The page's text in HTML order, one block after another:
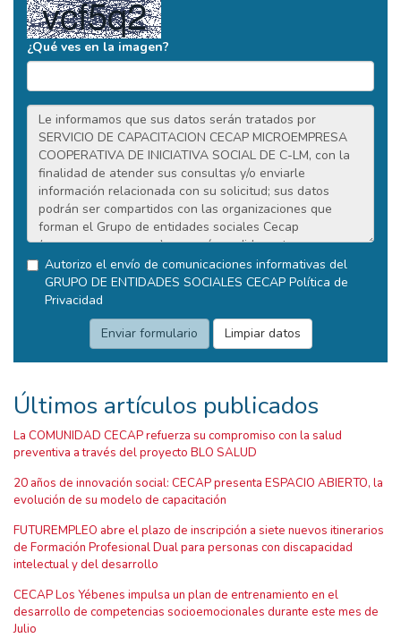
¿Qué ves en la imagen?
Autorizo el envío de comunicaciones informativas del
GRUPO DE ENTIDADES SOCIALES CECAP Política de
Privacidad
Últimos artículos publicados
La COMUNIDAD CECAP refuerza su compromiso con la salud
preventiva a través del proyecto BLO SALUD
20 años de innovación social: CECAP presenta ESPACIO ABIERTO, la
evolución de su modelo de capacitación
FUTUREMPLEO abre el plazo de inscripción a siete nuevos itinerarios
de Formación Profesional Dual para personas con discapacidad
intelectual y del desarrollo
CECAP Los Yébenes impulsa un plan de entrenamiento en el
desarrollo de competencias socioemocionales durante este mes de
Julio